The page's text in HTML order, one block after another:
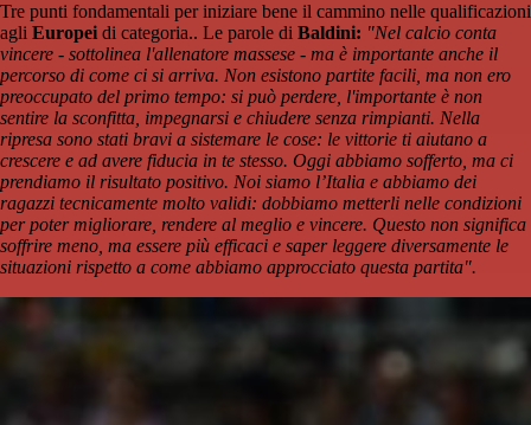
Tre punti fondamentali per iniziare bene il cammino nelle qualificazioni
agli Europei di categoria.. Le parole di Baldini: "Nel calcio conta
vincere - sottolinea l'allenatore massese - ma è importante anche il
percorso di come ci si arriva. Non esistono partite facili, ma non ero
preoccupato del primo tempo: si può perdere, l'importante è non
sentire la sconfitta, impegnarsi e chiudere senza rimpianti. Nella
ripresa sono stati bravi a sistemare le cose: le vittorie ti aiutano a
crescere e ad avere fiducia in te stesso. Oggi abbiamo sofferto, ma ci
prendiamo il risultato positivo. Noi siamo l’Italia e abbiamo dei
ragazzi tecnicamente molto validi: dobbiamo metterli nelle condizioni
per poter migliorare, rendere al meglio e vincere. Questo non significa
soffrire meno, ma essere più efficaci e saper leggere diversamente le
situazioni rispetto a come abbiamo approcciato questa partita".